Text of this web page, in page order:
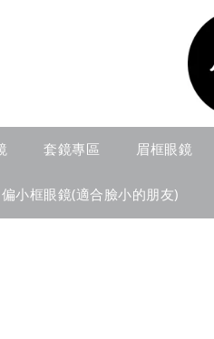
套鏡專區 眉框眼鏡
偏小框眼鏡(適合臉小的朋友)